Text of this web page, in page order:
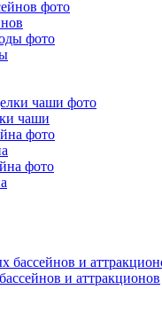
чаши
и аттракционов